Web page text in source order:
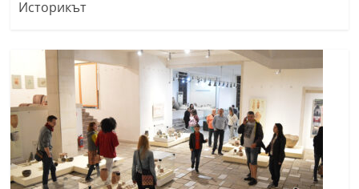
Историкът